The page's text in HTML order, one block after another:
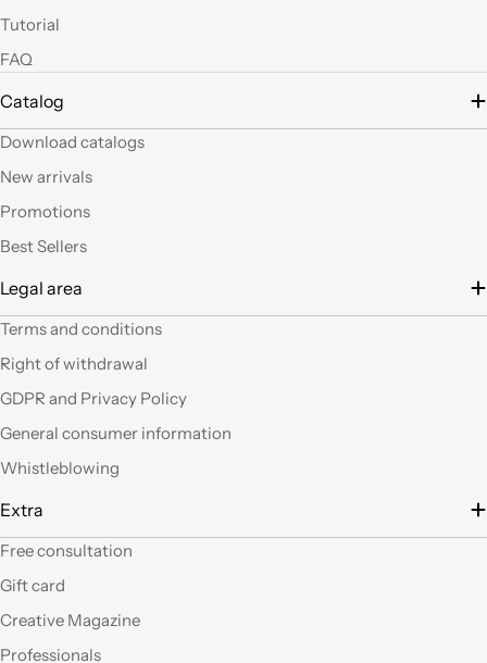
visitare il nuovo
vuote.Bravi contenute
Tutorial
FAQ
Catalog
Download catalogs
New arrivals
Promotions
Best Sellers
Legal area
Terms and conditions
Right of withdrawal
GDPR and Privacy Policy
General consumer information
Whistleblowing
Extra
Free consultation
Gift card
Creative Magazine
Professionals